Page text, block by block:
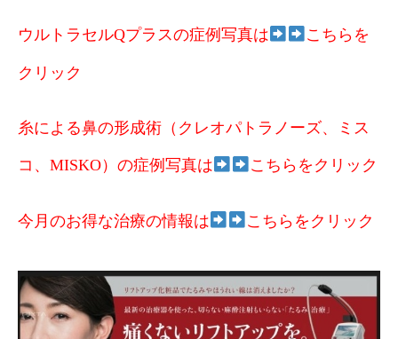
ウルトラセルQプラスの症例写真は こちらを
クリック
糸による鼻の形成術（クレオパトラノーズ、ミス
コ、MISKO）の症例写真は こちらをクリック
今月のお得な治療の情報は こちらをクリック